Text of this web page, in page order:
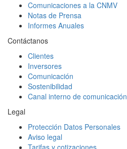
Comunicaciones a la CNMV
Notas de Prensa
Informes Anuales
Contáctanos
Clientes
Inversores
Comunicación
Sostenibilidad
Canal interno de comunicación
Legal
Protección Datos Personales
Aviso legal